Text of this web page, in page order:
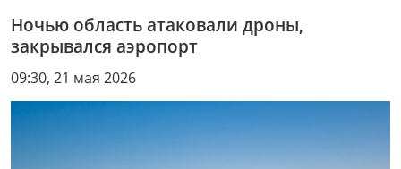
Ночью область атаковали дроны,
закрывался аэропорт
09:30, 21 мая 2026